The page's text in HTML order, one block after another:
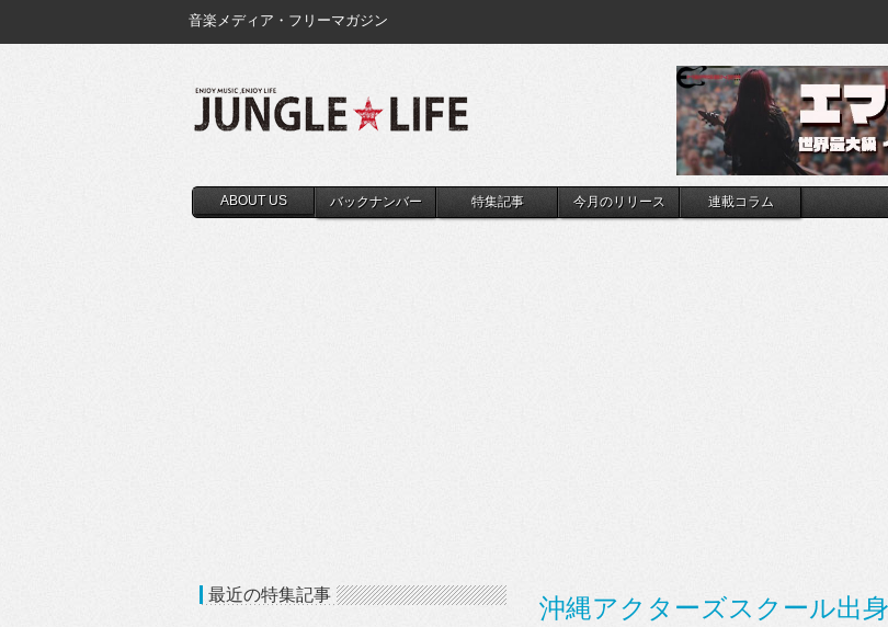
音楽メディア・フリーマガジン
ABOUT US バックナンバー 特集記事 今月のリリース 連載コラム
沖縄アクターズスクール出
最近の特集記事